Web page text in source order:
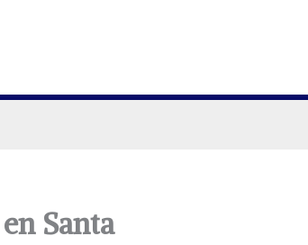
Santa